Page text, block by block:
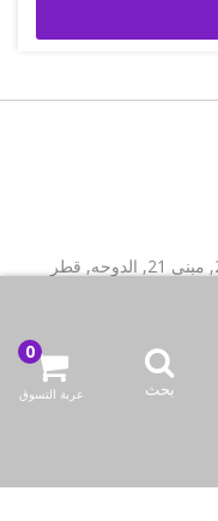
بحث عربة التسوق